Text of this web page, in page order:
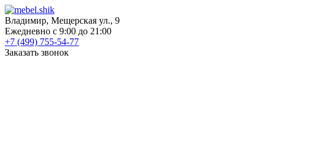
Владимир, Мещерская ул., 9
Ежедневно с 9:00 до 21:00
+7 (499) 755-54-77
Заказать звонок